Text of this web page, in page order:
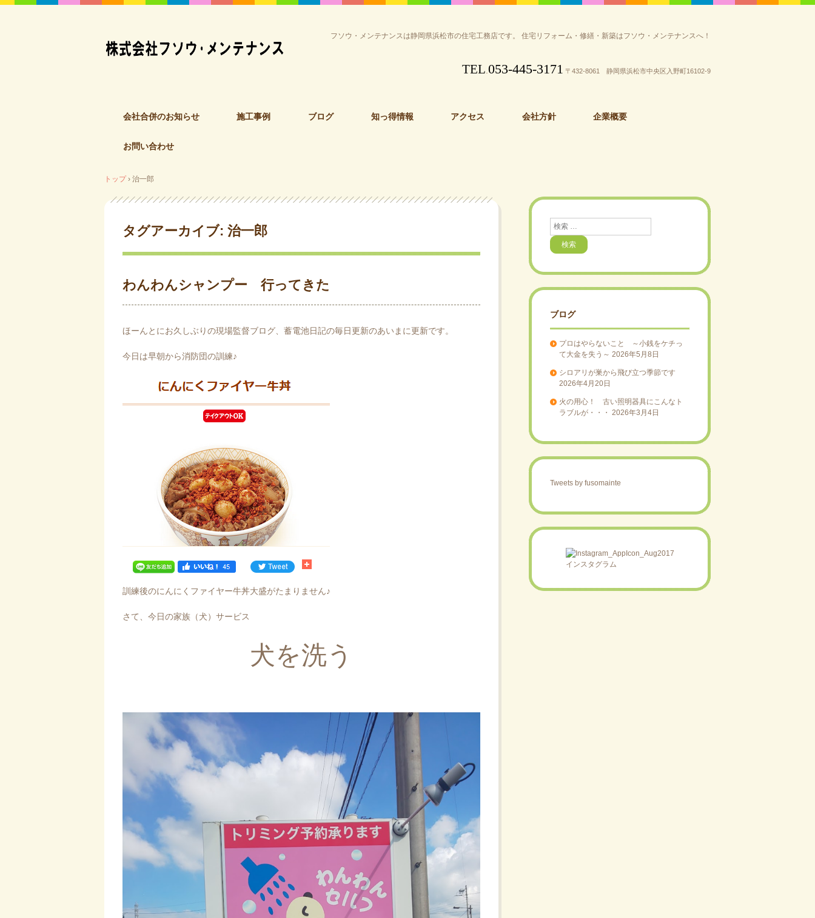
フソウ・メンテナンスは静岡県浜松市の住宅工務店です。 住宅リフォーム・修繕・新築はフソウ・メンテナンスへ！
TEL 053-445-3171 〒432-8061 静岡県浜松市中央区入野町16102-9
会社合併のお知らせ 施工事例 ブログ 知っ得情報 アクセス 会社方針 企業概要
お問い合わせ
トップ › 治一郎
タグアーカイブ: 治一郎
わんわんシャンプー 行ってきた
ほーんとにお久しぶりの現場監督ブログ、蓄電池日記の毎日更新のあいまに更新です。
今日は早朝から消防団の訓練♪
訓練後のにんにくファイヤー牛丼大盛がたまりません♪
さて、今日の家族（犬）サービス
犬を洗う
検
索
ブログ
プロはやらないこと ～小銭をケチっ
て大金を失う～ 2026年5月8日
シロアリが巣から飛び立つ季節です
2026年4月20日
火の用心！ 古い照明器具にこんなト
ラブルが・・・
2026年3月4日
Tweets by fusomainte
インスタグラム